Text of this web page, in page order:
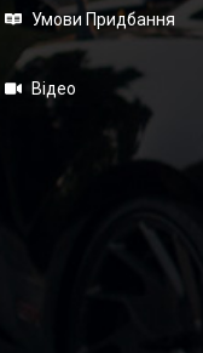
Умови Придбання
Відео